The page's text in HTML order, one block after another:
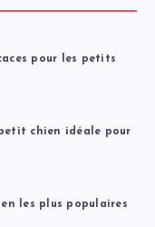
pour les petits
chien idéale pour
les plus populaires